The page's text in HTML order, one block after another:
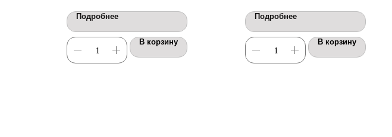
Подробнее
В корзину
апельсиновой корки, попкорн, карта
мира). Расход 0,6кг - 0,8/м2.
Подробнее
В корзину